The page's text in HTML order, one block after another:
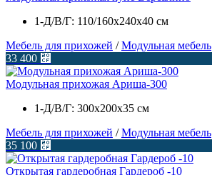
1-Д/В/Г: 110/160х240х40 см
Мебель для прихожей /Модульная мебель
33 400 ⃏
Модульная прихожая Ариша-300
1-Д/В/Г: 300x200x35 см
Мебель для прихожей /Модульная мебель
35 100 ⃏
Открытая гардеробная Гардероб -10